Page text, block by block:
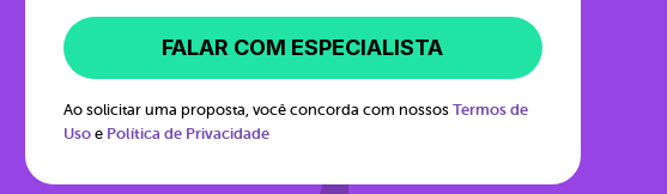
FALAR COM ESPECIALISTA
Ao solicitar uma proposta, você concorda com nossos Termos de
Uso e Política de Privacidade